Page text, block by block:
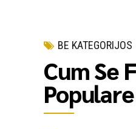
BE KATEGORIJOS
Cum Se